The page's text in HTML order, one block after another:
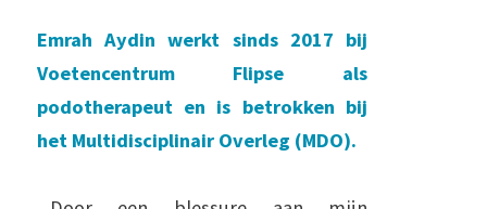
Emrah Aydin werkt sinds 2017 bij
Voetencentrum Flipse als
podotherapeut en is betrokken bij
het Multidisciplinair Overleg (MDO).